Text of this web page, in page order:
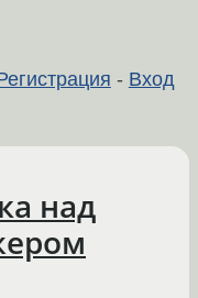
- Вход
над